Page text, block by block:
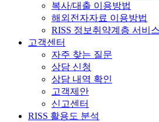
복사/대출 이용방법
해외전자자료 이용방법
RISS 정보취약계층 서비
고객센터
자주 찾는 질문
상담 신청
상담 내역 확인
고객제안
신고센터
RISS 활용도 분석